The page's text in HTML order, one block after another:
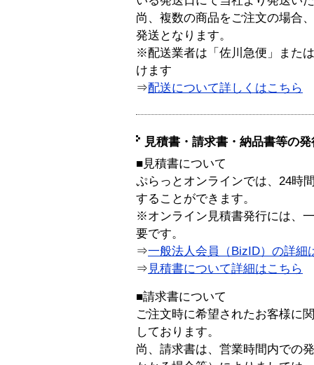
尚、複数の商品をご注文の場合
発送となります。
※配送業者は「佐川急便」また
けます
⇒配送について詳しくはこちら
見積書・請求書・納品書等の
■見積書について
ぷらっとオンラインでは、24時
することができます。
※オンライン見積書発行には、
要です。
⇒一般法人会員（BizID）の詳細
⇒ 見積書について詳細はこちら
■請求書について
ご注文時に希望されたお客様に
しております。
尚、請求書は、営業時間内での